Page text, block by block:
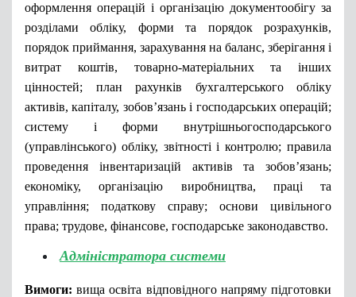
оформлення операцій і організацію документообігу за
розділами обліку, форми та порядок розрахунків,
порядок приймання, зарахування на баланс, зберігання і
витрат коштів, товарно-матеріальних та інших
цінностей; план рахунків бухгалтерського обліку
активів, капіталу, зобов’язань і господарських операцій;
систему і форми внутрішньогосподарського
(управлінського) обліку, звітності і контролю; правила
проведення інвентаризацій активів та зобов’язань;
економіку, організацію виробництва, праці та
управління; податкову справу; основи цивільного
права; трудове, фінансове, господарське законодавство.
Адміністратора системи
Вимоги: вища освіта відповідного напряму підготовки